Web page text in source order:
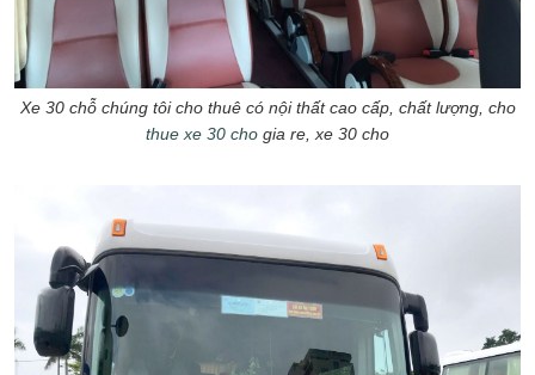
Xe 30 chỗ chúng tôi cho thuê có nội thất cao cấp, chất lượng, cho
thue xe 30 cho gia re, xe 30 cho